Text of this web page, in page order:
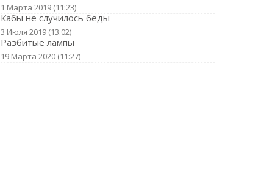
1 Марта 2019 (11:23)
Кабы не случилось беды
3 Июля 2019 (13:02)
Разбитые лампы
19 Марта 2020 (11:27)